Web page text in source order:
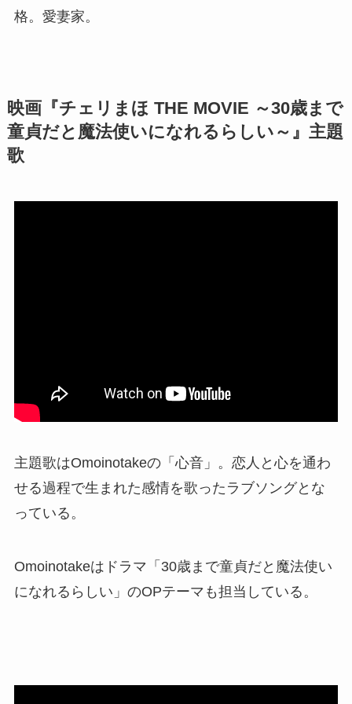
格。愛妻家。
映画『チェリまほ THE MOVIE ～30歳まで
童貞だと魔法使いになれるらしい～』主題
歌
主題歌はOmoinotakeの「心音」。恋人と心を通わ
せる過程で生まれた感情を歌ったラブソングとな
っている。
Omoinotakeはドラマ「30歳まで童貞だと魔法使い
になれるらしい」のOPテーマも担当している。